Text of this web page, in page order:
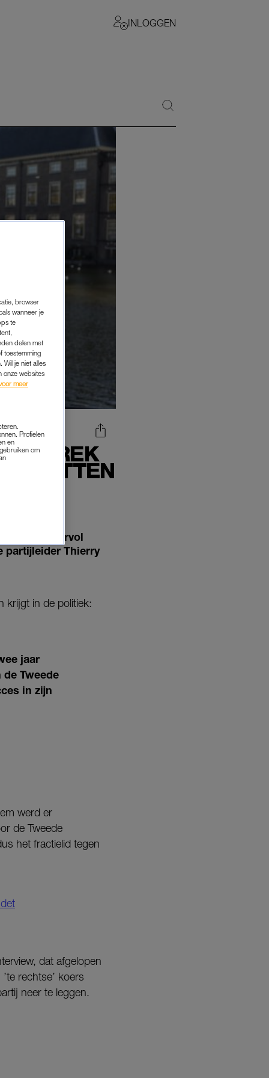
INLOGGEN
OTTEN
‘eervol
partijleider Thierry
krijgt in de politiek:
jaar
Tweede
in zijn
werd er
de Tweede
het fractielid tegen
dat afgelopen
rechtse’ koers
neer te leggen.
browser
wanneer je
te
delen met
toestemming
Wil je niet alles
onze websites
meer
Profielen
en
om